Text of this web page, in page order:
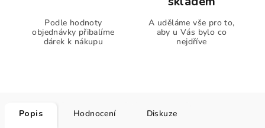
Podle hodnoty
objednávky přibalíme
dárek k nákupu
A uděláme vše pro to,
aby u Vás bylo co
nejdříve
Popis Hodnocení Diskuze